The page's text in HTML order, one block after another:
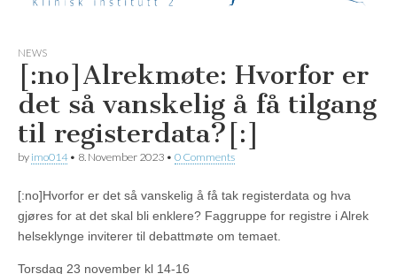
K2 Nytt
NEWS
[:no]Alrekmøte: Hvorfor er
det så vanskelig å få tilgang
til registerdata?[:]
by imo014• 8. November 2023 • 0 Comments
[:no]Hvorfor er det så vanskelig å få tak registerdata og hva
gjøres for at det skal bli enklere? Faggruppe for registre i Alrek
helseklynge inviterer til debattmøte om temaet.
Torsdag 23 november kl 14-16